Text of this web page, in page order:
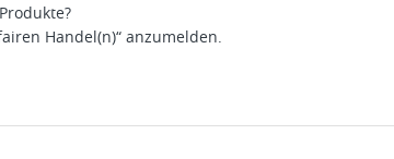
Handel(n)“ anzumelden.